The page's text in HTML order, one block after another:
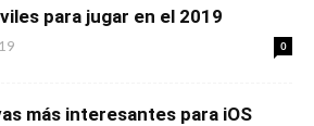
para jugar en el 2019
0
más interesantes para iOS